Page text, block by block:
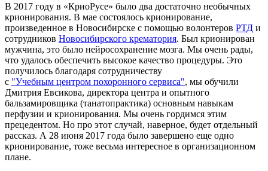
В 2017 году в «КриоРусе» было два достаточно необычных
крионирования. В мае состоялось крионирование,
произведенное в Новосибирске с помощью волонтеров PТД и
сотрудников Новосибирского крематория. Был крионирован
мужчина, это было нейросохранение мозга. Мы очень рады,
что удалось обеспечить высокое качество процедуры. Это
получилось благодаря сотрудничеству
с "Учебным центром похоронного сервиса", мы обучили
Дмитрия Евсикова, директора центра и опытного
бальзамировщика (танатопрактика) основным навыкам
перфузии и крионирования. Мы очень гордимся этим
прецедентом. Но про этот случай, наверное, будет отдельный
рассказ. А 28 июня 2017 года было завершено еще одно
крионирование, тоже весьма интересное в организационном
плане.